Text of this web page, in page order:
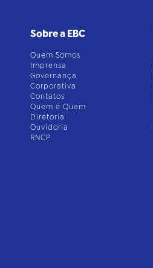
Sobre a EBC
Quem Somos
Imprensa
Governança
Corporativa
Contatos
Quem é Quem
Diretoria
Ouvidoria
RNCP